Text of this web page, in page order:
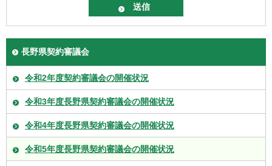
長野県契約審議会
令和2年度契約審議会の開催状況
令和3年度長野県契約審議会の開催状況
令和4年度長野県契約審議会の開催状況
令和5年度長野県契約審議会の開催状況